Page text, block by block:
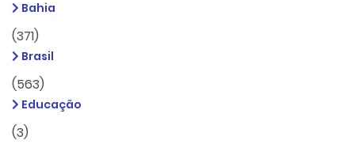
Bahia
(371)
Brasil
(563)
Educação
(3)